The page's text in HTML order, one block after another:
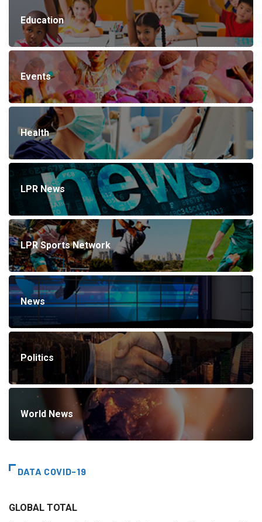
Education
Events
Health
LPR News
LPR Sports Network
News
Politics
World News
DATA COVID-19
GLOBAL TOTAL